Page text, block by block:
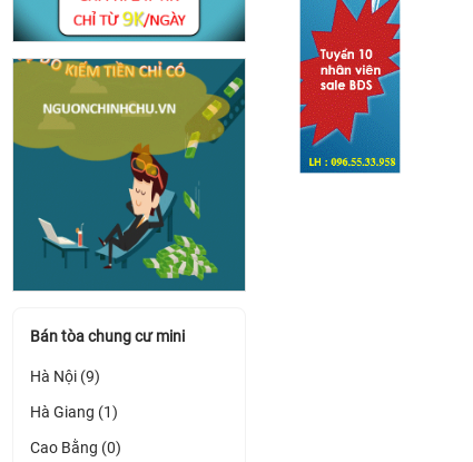
Bán tòa chung cư mini
Hà Nội (9)
Hà Giang (1)
Cao Bằng (0)